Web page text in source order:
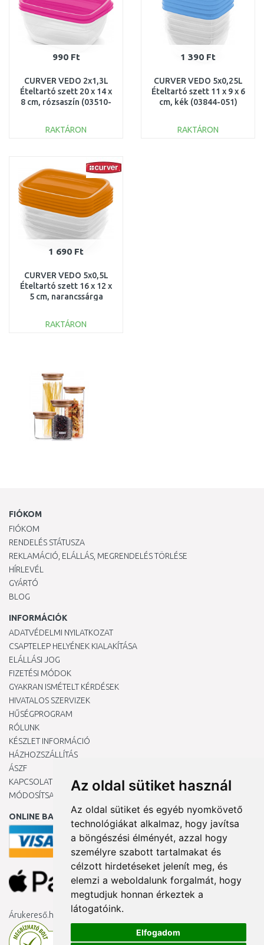
Az oldal sütiket használ
Az oldal sütiket és egyéb nyomkövető
technológiákat alkalmaz, hogy javítsa
a böngészési élményét, azzal hogy
személyre szabott tartalmakat és
célzott hirdetéseket jelenít meg, és
elemzi a weboldalunk forgalmát, hogy
megtudjuk honnan érkeztek a
látogatóink.
Elfogadom
990 Ft
CURVER VEDO 2x1,3L
Ételtartó szett 20 x 14 x
8 cm, rózsaszín (03510-
RAKTÁRON
Összehasonlítás
1 390 Ft
CURVER VEDO 5x0,25L
Ételtartó szett 11 x 9 x 6
cm, kék (03844-051)
RAKTÁRON
1 690 Ft
CURVER VEDO 5x0,5L
Ételtartó szett 16 x 12 x
5 cm, narancssárga
RAKTÁRON
FIÓKOM
FIÓKOM
RENDELÉS STÁTUSZA
REKLAMÁCIÓ, ELÁLLÁS, MEGRENDELÉS TÖRLÉSE
HÍRLEVÉL
GYÁRTÓ
BLOG
INFORMÁCIÓK
ADATVÉDELMI NYILATKOZAT
CSAPTELEP HELYÉNEK KIALAKÍTÁSA
ELÁLLÁSI JOG
FIZETÉSI MÓDOK
GYAKRAN ISMÉTELT KÉRDÉSEK
HIVATALOS SZERVIZEK
HŰSÉGPROGRAM
RÓLUNK
KÉSZLET INFORMÁCIÓ
HÁZHOZSZÁLLÍTÁS
ÁSZF
KAPCSOLAT
MÓDOSÍTSA A COOKIE-BEÁLLÍTÁSAIMAT
ONLINE BANKKÁRTYÁVAL
Árukereső.hu